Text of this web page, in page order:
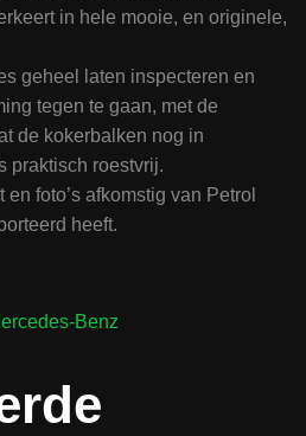
in hele mooie, en originele,
geheel laten inspecteren en
tegen te gaan, met de
de kokerbalken nog in
praktisch roestvrij.
foto’s afkomstig van Petrol
heeft.
Benz